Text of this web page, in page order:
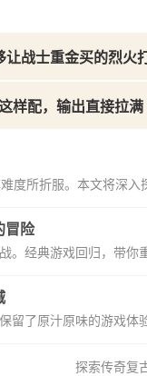
战士重金买的烈火
样配，输出直接拉满
度所折服。本文将深
冒险
。经典游戏回归，带
留了原汁原味的游戏
探索传奇复